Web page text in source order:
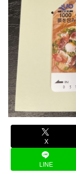
X
LINE